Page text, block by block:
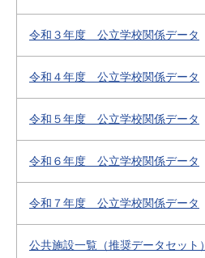
令和３年度 公立学校関係データ
令和４年度 公立学校関係データ
令和５年度 公立学校関係データ
令和６年度 公立学校関係データ
令和７年度 公立学校関係データ
公共施設一覧（推奨データセット）